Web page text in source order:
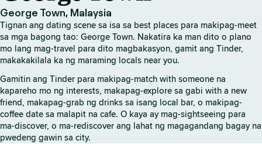
m
e
George Town, Malaysia
Tignan ang dating scene sa isa sa best places para makipag-meet
sa mga bagong tao: George Town. Nakatira ka man dito o plano
mo lang mag-travel para dito magbakasyon, gamit ang Tinder,
makakakilala ka ng maraming locals near you.
Gamitin ang Tinder para makipag-match with someone na
kapareho mo ng interests, makapag-explore sa gabi with a new
friend, makapag-grab ng drinks sa isang local bar, o makipag-
coffee date sa malapit na cafe. O kaya ay mag-sightseeing para
ma-discover, o ma-rediscover ang lahat ng magagandang bagay na
pwedeng gawin sa city.